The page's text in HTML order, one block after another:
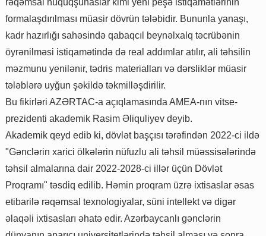
rəqəmsal hüquqşünaslar kimi yeni peşə istiqamətlərinin
formalaşdırılması müasir dövrün tələbidir. Bununla yanaşı,
kadr hazırlığı sahəsində qabaqcıl beynəlxalq təcrübənin
öyrənilməsi istiqamətində də real addımlar atılır, ali təhsilin
məzmunu yenilənir, tədris materialları və dərsliklər müasir
tələblərə uyğun şəkildə təkmilləşdirilir.
Bu fikirləri AZƏRTAC-a açıqlamasında AMEA-nın vitse-
prezidenti akademik Rasim Əliquliyev deyib.
Akademik qeyd edib ki, dövlət başçısı tərəfindən 2022-ci ildə
"Gənclərin xarici ölkələrin nüfuzlu ali təhsil müəssisələrində
təhsil almalarına dair 2022-2028-ci illər üçün Dövlət
Proqramı" təsdiq edilib. Həmin proqram üzrə ixtisaslar əsas
etibarilə rəqəmsal texnologiyalar, süni intellekt və digər
əlaqəli ixtisasları əhatə edir. Azərbaycanlı gənclərin